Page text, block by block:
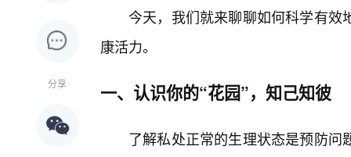
分享
今天，我们就来聊聊如何科学有效
康活力。
一、认识你的“花园”，知己知彼
了解私处正常的生理状态是预防